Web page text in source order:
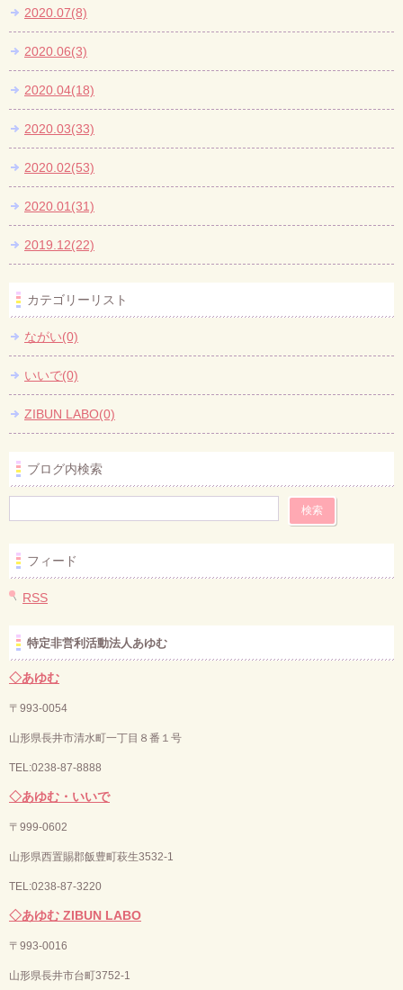
2020.07(8)
2020.06(3)
2020.04(18)
2020.03(33)
2020.02(53)
2020.01(31)
2019.12(22)
カテゴリーリスト
ながい(0)
いいで(0)
ZIBUN LABO(0)
ブログ内検索
フィード
RSS
特定非営利活動法人あゆむ
◇あゆむ
〒993-0054
山形県長井市清水町一丁目８番１号
TEL:0238-87-8888
◇あゆむ・いいで
〒 999-0602
山形県西置賜郡飯豊町萩生3532-1
TEL:0238-87-3220
◇あゆむ ZIBUN LABO
〒 993-0016
山形県長井市台町3752-1